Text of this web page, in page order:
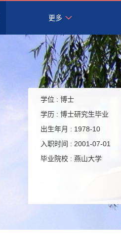
更多
学位 : 博士
学历 : 博士研究生毕业
出生年月 : 1978-10
入职时间 : 2001-07-01
毕业院校 : 燕山大学